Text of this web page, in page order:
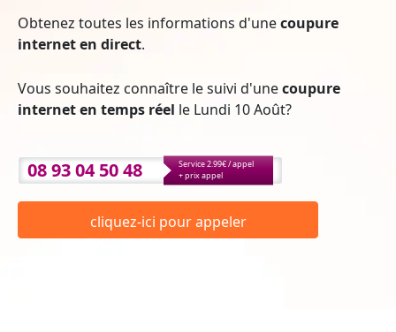
Obtenez toutes les informations d'unecoupure
internet en direct.
Vous souhaitez connaître le suivi d'unecoupure
internet en temps réel le Lundi 10 Août?
08 93 04 50 48
Service 2.99€ / appel
+ prix appel
cliquez-ici pour appeler